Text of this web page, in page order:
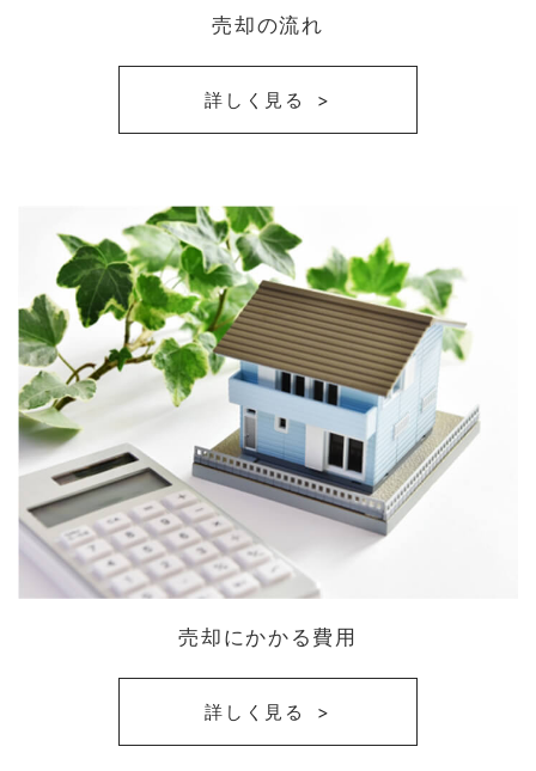
売却の流れ
詳しく見る
売却にかかる費用
詳しく見る